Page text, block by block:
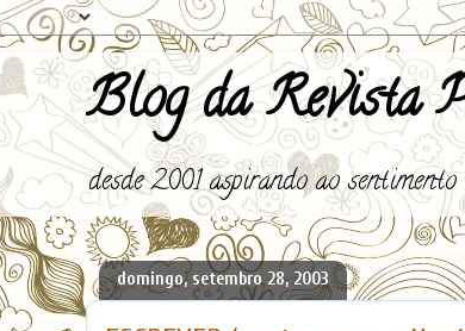
Blog da Revista
desde 2001 aspirando ao sentimento
domingo, setembro 28, 2003